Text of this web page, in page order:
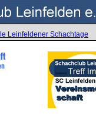
Leinfeldener Schachtage